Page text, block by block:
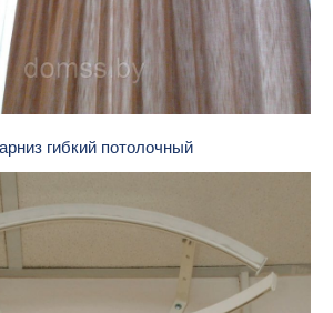
гибкий потолочный